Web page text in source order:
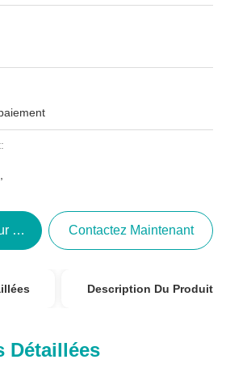
Prix Contactez Maintenant
Description Du Produit
Détaillées